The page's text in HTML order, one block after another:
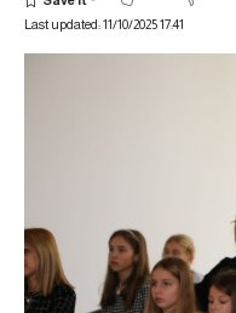
Last updated: 11/10/2025 17:41